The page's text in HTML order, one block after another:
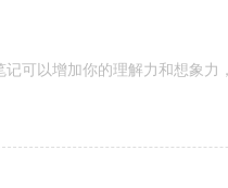
可以增加你的理解力和想象力